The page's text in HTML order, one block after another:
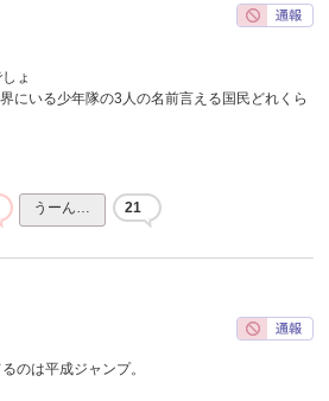
ょ
にいる少年隊の3人の名前言える国民どれくら
うーん… 21
のは平成ジャンプ。